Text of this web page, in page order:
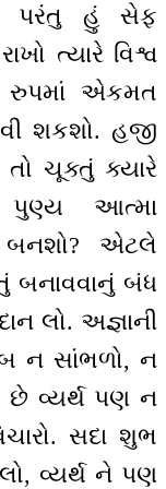
પરંતુ હું સેફ
ત્યારે વિશ્વ
રુપમાં એકમત
શકશો. હજી
ચૂક્તું ક્યારે
આત્મા
બનશો? એટલે
બનાવવાનું બંધ
લો. અજ્ઞાની
ન સાંભળો, ન
છે વ્યર્થ પણ ન
સદા શુભ
વ્યર્થ ને પણ